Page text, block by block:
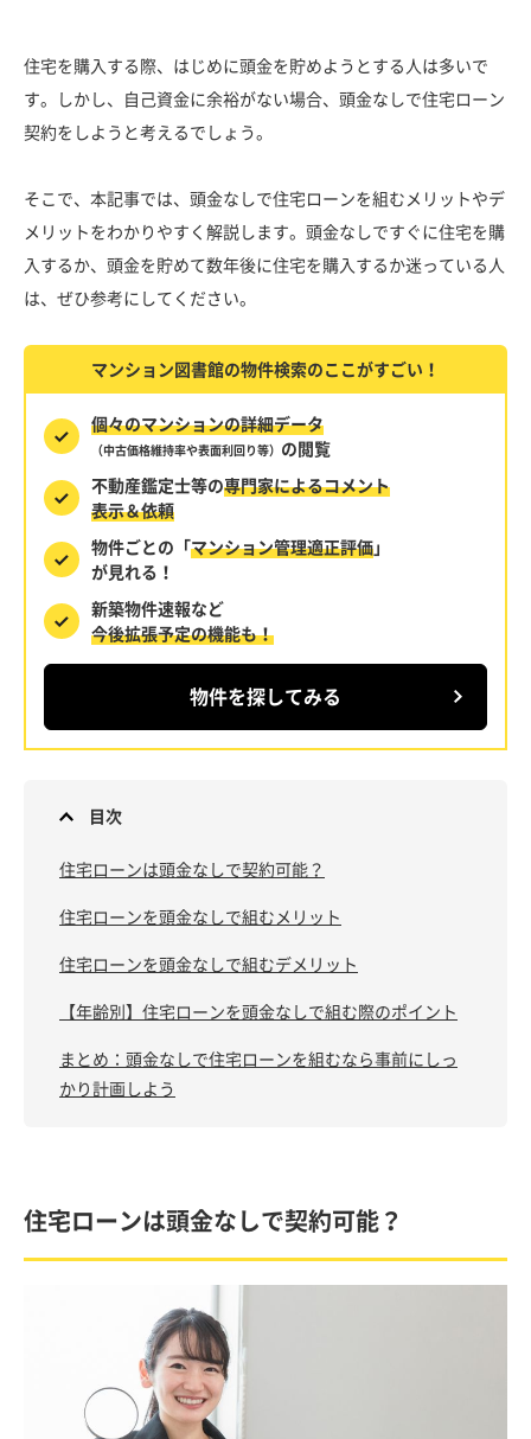
住宅を購入する際、はじめに頭金を貯めようとする人は多いで
す。しかし、自己資金に余裕がない場合、頭金なしで住宅ローン
契約をしようと考えるでしょう。
そこで、本記事では、頭金なしで住宅ローンを組むメリットやデ
メリットをわかりやすく解説します。頭金なしですぐに住宅を購
入するか、頭金を貯めて数年後に住宅を購入するか迷っている人
は、ぜひ参考にしてください。
マンション図書館の物件検索のここがすごい！
個々のマンションの詳細データ
（中古価格維持率や表面利回り等） の閲覧
不動産鑑定士等の専門家によるコメント
表示＆依頼
物件ごとの「マンション管理適正評価」
が見れる！
新築物件速報など
今後拡張予定の機能も！
物件を探してみる
目次
住宅ローンは頭金なしで契約可能？
住宅ローンを頭金なしで組むメリット
住宅ローンを頭金なしで組むデメリット
【年齢別】住宅ローンを頭金なしで組む際のポイント
まとめ：頭金なしで住宅ローンを組むなら事前にしっ
かり計画しよう
住宅ローンは頭金なしで契約可能？